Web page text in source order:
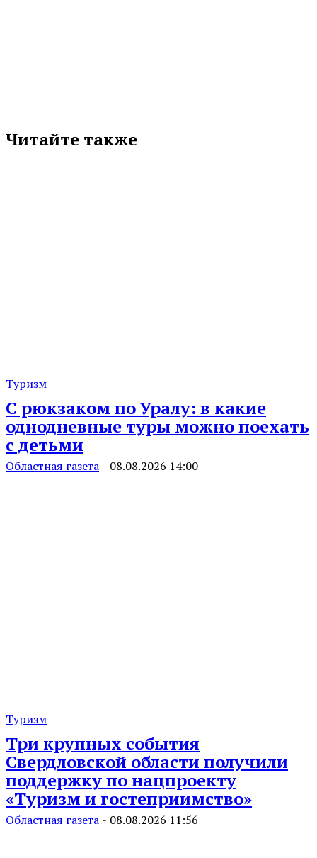
Читайте также
Туризм
С рюкзаком по Уралу: в какие
однодневные туры можно поехать
с детьми
Областная газета - 08.08.2026 14:00
Туризм
Три крупных события
Свердловской области получили
поддержку по нацпроекту
«Туризм и гостеприимство»
Областная газета - 08.08.2026 11:56